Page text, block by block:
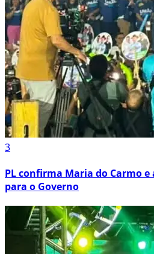
3
PL confirma Maria do Carmo
para o Governo